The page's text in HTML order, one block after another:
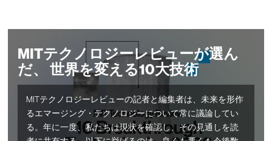
MITテクノロジーレビューが選ん
だ、 世界を変える10大技術
MITテクノロジーレビューの記者と編集者は、未来を形作
るエマージング・テクノロジーについて常に議論してい
る。年に一度、私たちは現状を確認し、その見通しを読